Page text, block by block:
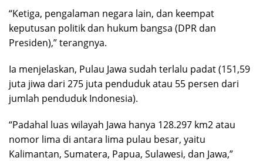
“Ketiga, pengalaman negara lain, dan keempat
keputusan politik dan hukum bangsa (DPR dan
Presiden),” terangnya.
Ia menjelaskan, Pulau Jawa sudah terlalu padat (151,59
juta jiwa dari 275 juta penduduk atau 55 persen dari
jumlah penduduk Indonesia).
“Padahal luas wilayah Jawa hanya 128.297 km2 atau
nomor lima di antara lima pulau besar, yaitu
Kalimantan, Sumatera, Papua, Sulawesi, dan Jawa,”